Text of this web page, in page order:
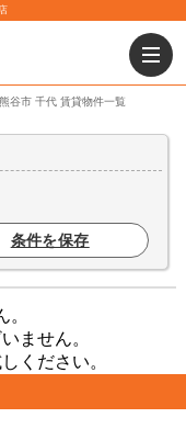
熊谷市 千代 賃貸物件一覧
条件を保存
ません。
ください。